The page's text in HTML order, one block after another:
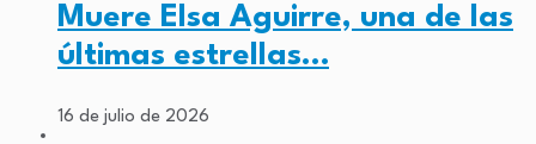
Muere Elsa Aguirre, una de las
últimas estrellas…
16 de julio de 2026